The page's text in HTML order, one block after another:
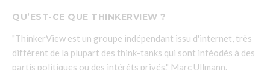
QU’EST-CE QUE THINKERVIEW ?
"ThinkerView est un groupe indépendant issu d'internet, très
diffèrent de la plupart des think-tanks qui sont inféodés à des
partis politiques ou des intérêts privés." Marc Ullmann.